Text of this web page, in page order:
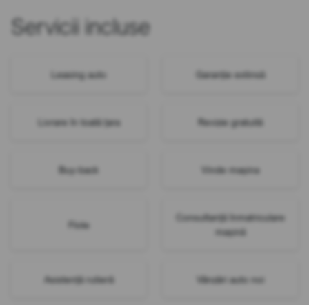
Servicii incluse
Leasing auto Garanție extinsă
Livrare în toată țara Revizie gratuită
Buy-back Vinde mașina
Flote
Consultanță înmatriculare
mașină
Asistență rutieră Vânzări auto noi